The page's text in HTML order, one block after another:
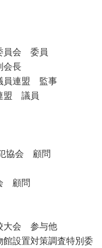
員会 委員
会長
員連盟 監事
盟 議員
協会 顧問
顧問
大会 参与他
設置対策調査特別委